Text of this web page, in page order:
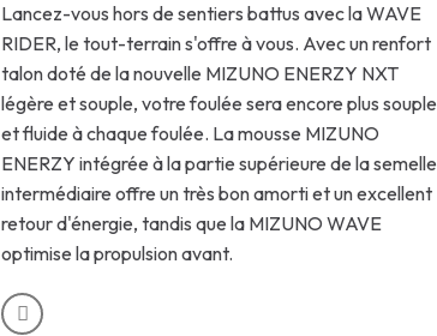
Lancez-vous hors de sentiers battus avec la WAVE
RIDER, le tout-terrain s'offre à vous. Avec un renfort
talon doté de la nouvelle MIZUNO ENERZY NXT
légère et souple, votre foulée sera encore plus souple
et fluide à chaque foulée. La mousse MIZUNO
ENERZY intégrée à la partie supérieure de la semelle
intermédiaire offre un très bon amorti et un excellent
retour d'énergie, tandis que la MIZUNO WAVE
optimise la propulsion avant.